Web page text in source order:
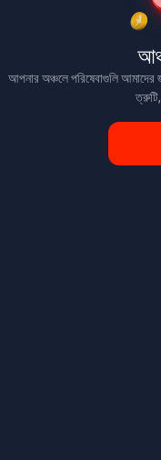
আপনার অঞ্চলে পরিষেবাগুলি আমাদের